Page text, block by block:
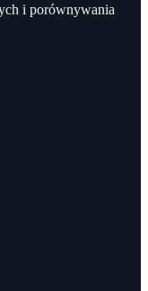
i porównywania